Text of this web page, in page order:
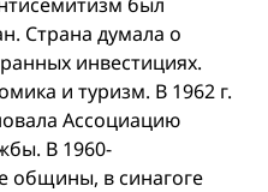
Страна думала о
инвестициях.
и туризм. В 1962 г.
Ассоциацию
В 1960-
общины, в синагоге